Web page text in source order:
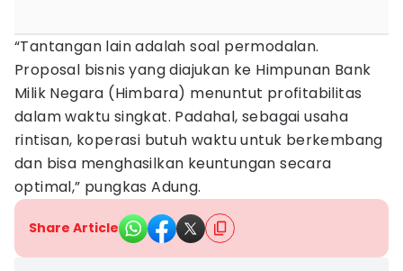
“Tantangan lain adalah soal permodalan.
Proposal bisnis yang diajukan ke Himpunan Bank
Milik Negara (Himbara) menuntut profitabilitas
dalam waktu singkat. Padahal, sebagai usaha
rintisan, koperasi butuh waktu untuk berkembang
dan bisa menghasilkan keuntungan secara
optimal,” pungkas Adung.
Share Article